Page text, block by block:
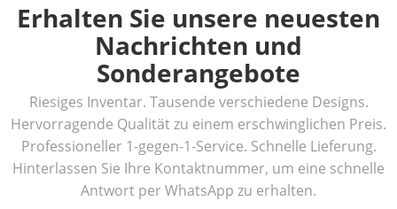
Erhalten Sie unsere neuesten
Nachrichten und
Sonderangebote
Riesiges Inventar. Tausende verschiedene Designs.
Hervorragende Qualität zu einem erschwinglichen Preis.
Professioneller 1-gegen-1-Service. Schnelle Lieferung.
Hinterlassen Sie Ihre Kontaktnummer, um eine schnelle
Antwort per WhatsApp zu erhalten.